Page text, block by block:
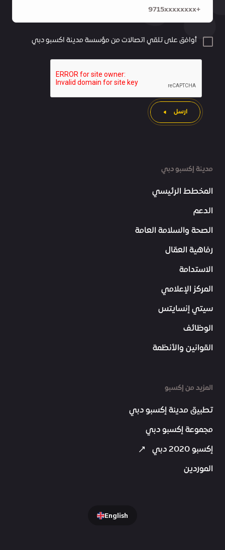
مدينة إكسبو دبي
المخطط الرئيسي
الدعم
الصحة والسلامة العامة
رفاهية العمّال
الاستدامة
المركز الإعلامي
سيتي إنسايتس
الوظائف
القوانين والأنظمة
المزيد من إكسبو
تطبيق مدينة إكسبو دبي
مجموعة إكسبو دبي
إكسبو 2020 دبي
الموردين
أوافق على تلقي اتصالات من مؤسسة مدينة اكسبو دبي
ارسل
English